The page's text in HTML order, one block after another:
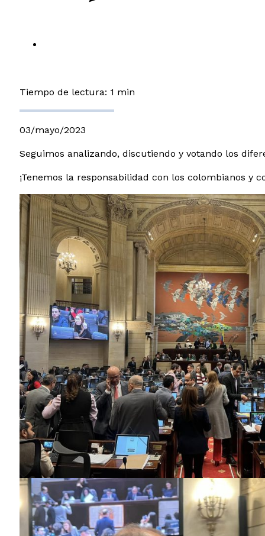
Tiempo de lectura: 1 min
03/mayo/2023
Seguimos analizando, discutiendo y votando los
¡Tenemos la responsabilidad con los colombianos